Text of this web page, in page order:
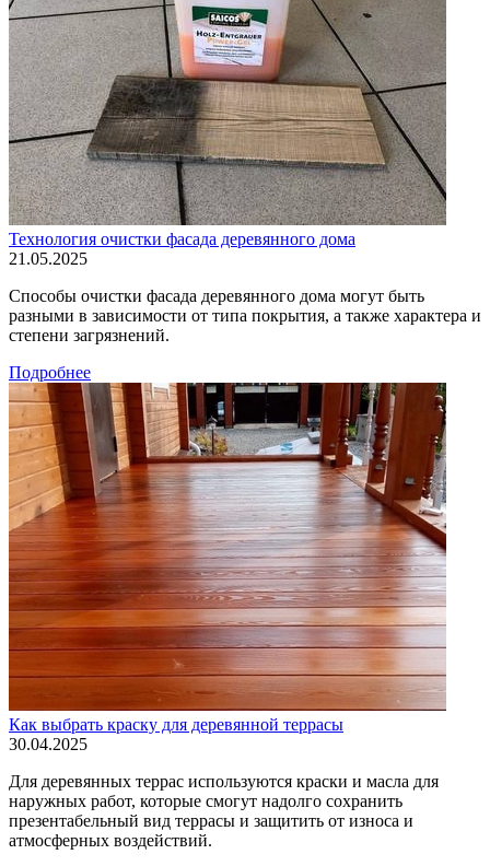
Технология очистки фасада деревянного дома
21.05.2025
Способы очистки фасада деревянного дома могут быть
разными в зависимости от типа покрытия, а также характера и
степени загрязнений.
Подробнее
Как выбрать краску для деревянной террасы
30.04.2025
Для деревянных террас используются краски и масла для
наружных работ, которые смогут надолго сохранить
презентабельный вид террасы и защитить от износа и
атмосферных воздействий.